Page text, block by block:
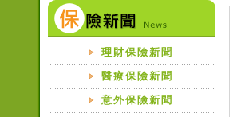
理財保險新聞
醫療保險新聞
意外保險新聞